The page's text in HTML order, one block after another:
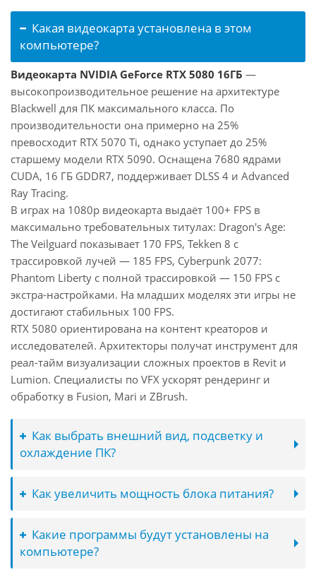
Какая видеокарта установлена в этом
компьютере?
Видеокарта NVIDIA GeForce RTX 5080 16ГБ —
высокопроизводительное решение на архитектуре
Blackwell для ПК максимального класса. По
производительности она примерно на 25%
превосходит RTX 5070 Ti, однако уступает до 25%
старшему модели RTX 5090. Оснащена 7680 ядрами
CUDA, 16 ГБ GDDR7, поддерживает DLSS 4 и Advanced
Ray Tracing.
В играх на 1080p видеокарта выдаёт 100+ FPS в
максимально требовательных титулах: Dragon's Age:
The Veilguard показывает 170 FPS, Tekken 8 с
трассировкой лучей — 185 FPS, Cyberpunk 2077:
Phantom Liberty с полной трассировкой — 150 FPS с
экстра-настройками. На младших моделях эти игры не
достигают стабильных 100 FPS.
RTX 5080 ориентирована на контент креаторов и
исследователей. Архитекторы получат инструмент для
реал-тайм визуализации сложных проектов в Revit и
Lumion. Специалисты по VFX ускорят рендеринг и
обработку в Fusion, Mari и ZBrush.
Как выбрать внешний вид, подсветку и
охлаждение ПК?
Как увеличить мощность блока питания?
Какие программы будут установлены на
компьютере?